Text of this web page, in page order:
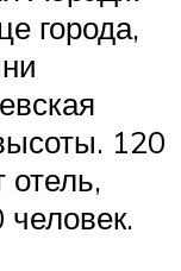
города,
120
отель,